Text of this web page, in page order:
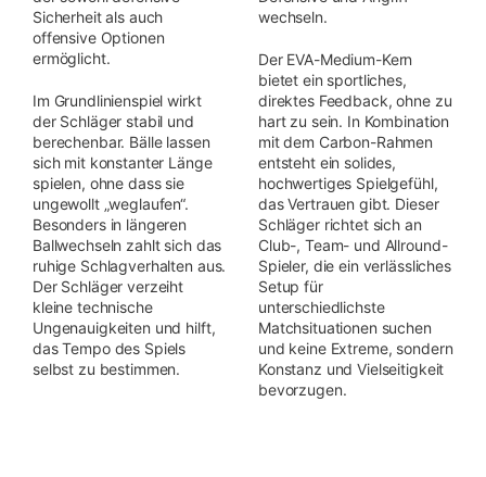
Sicherheit als auch
offensive Optionen
ermöglicht.
Im Grundlinienspiel wirkt
der Schläger stabil und
berechenbar. Bälle lassen
sich mit konstanter Länge
spielen, ohne dass sie
ungewollt „weglaufen“.
Besonders in längeren
Ballwechseln zahlt sich das
ruhige Schlagverhalten aus.
Der Schläger verzeiht
kleine technische
Ungenauigkeiten und hilft,
das Tempo des Spiels
selbst zu bestimmen.
wechseln.
Der EVA-Medium-Kern
bietet ein sportliches,
direktes Feedback, ohne zu
hart zu sein. In Kombination
mit dem Carbon-Rahmen
entsteht ein solides,
hochwertiges Spielgefühl,
das Vertrauen gibt. Dieser
Schläger richtet sich an
Club-, Team- und Allround-
Spieler, die ein verlässliches
Setup für
unterschiedlichste
Matchsituationen suchen
und keine Extreme, sondern
Konstanz und Vielseitigkeit
bevorzugen.